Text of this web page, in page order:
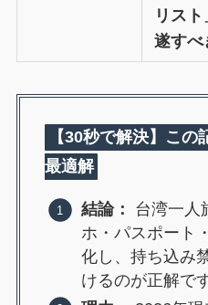
リス
遂すべ
【30秒で解決】こ
最適解
結論：
台湾一人
ホ・パスポート
化し、持ち込み
けるのが正解です